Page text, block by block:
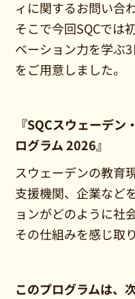
ィに関するお問い合
そこで今回SQCでは
ベーション力を学ぶ
をご用意しました。
『SQCスウェーデ
ログラム 2026』
スウェーデンの教育
支援機関、企業など
ョンがどのように社
その仕組みを感じ取り
このプログラムは、